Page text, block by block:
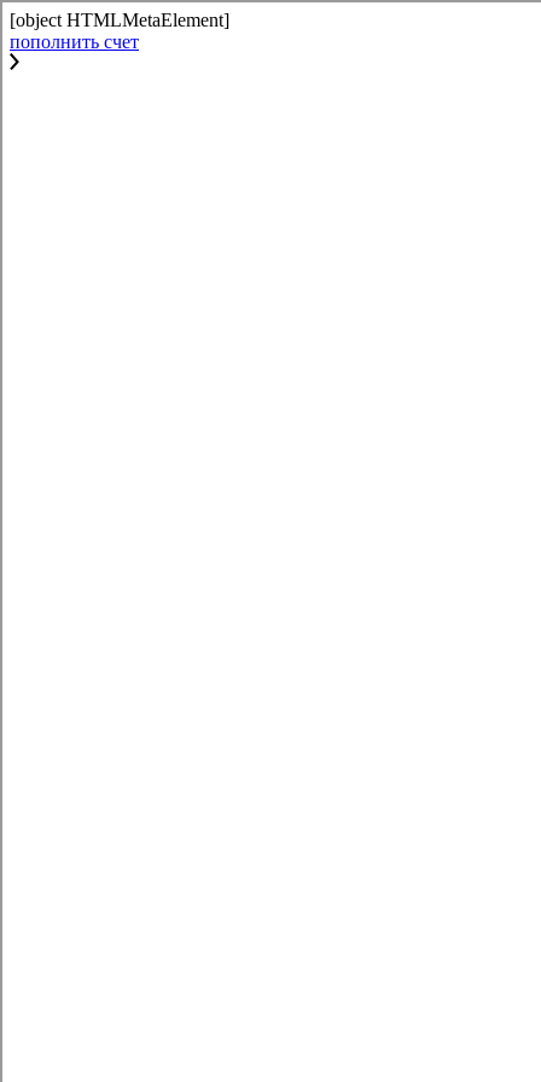
[object HTMLMetaElement]
пополнить счет